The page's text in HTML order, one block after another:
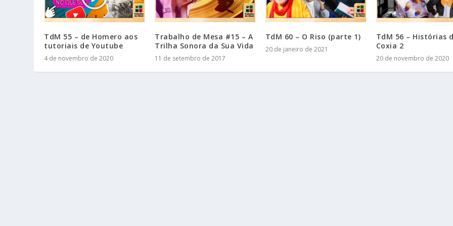
TdM 55 – de Homero aos
tutoriais de Youtube
4 de novembro de 2020
Trabalho de Mesa #15 – A
Trilha Sonora da Sua Vida
11 de setembro de 2017
TdM 60 – O Riso (parte 1)
20 de janeiro de 2021
TdM 56 – Histórias
Coxia 2
20 de novembro de 2020